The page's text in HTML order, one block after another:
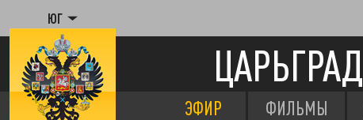
ЮГ
ЦАРЬГРАД
ЭФИР ФИЛЬМЫ